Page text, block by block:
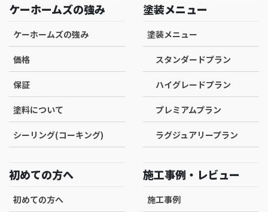
ケーホームズの強み
ケーホームズの強み
価格
保証
塗料について
シーリング(コーキング)
塗装メニュー
塗装メニュー
スタンダードプラン
ハイグレードプラン
プレミアムプラン
ラグジュアリープラン
初めての方へ
初めての方へ
施工事例・レビュー
施工事例